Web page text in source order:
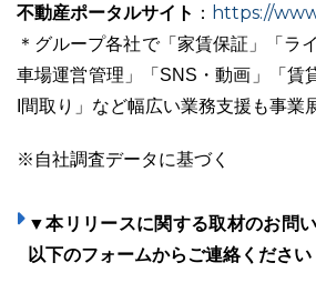
不動産ポータルサイト ： https://
＊グループ各社で「家賃保証」「ラ
車場運営管理」「SNS・動画」「賃
I間取り」など幅広い業務支援も事業
※自社調査データに基づく
▼本リリースに関する取材のお問い
以下のフォームからご連絡ください